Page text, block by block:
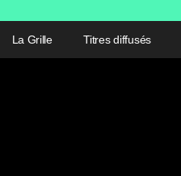
La Grille Titres diffusés